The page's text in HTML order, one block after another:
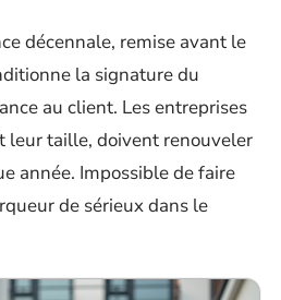
décennale, remise avant le
la signature du
au client. Les entreprises
leur taille, doivent renouveler
année. Impossible de faire
de sérieux dans le